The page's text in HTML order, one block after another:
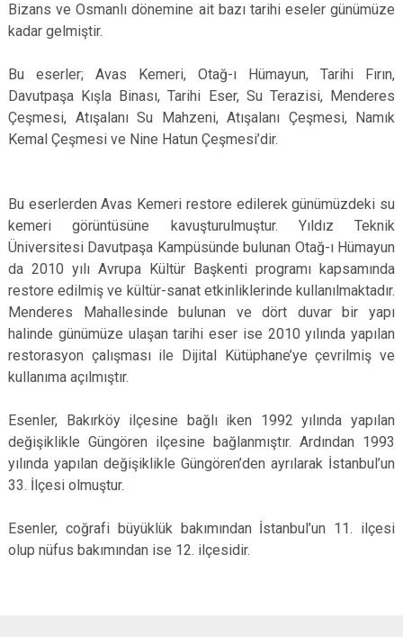
Bizans ve Osmanlı dönemine ait bazı tarihi eseler günümüze
kadar gelmiştir.
Bu eserler; Avas Kemeri, Otağ-ı Hümayun, Tarihi Fırın,
Davutpaşa Kışla Binası, Tarihi Eser, Su Terazisi, Menderes
Çeşmesi, Atışalanı Su Mahzeni, Atışalanı Çeşmesi, Namık
Kemal Çeşmesi ve Nine Hatun Çeşmesi’dir.
Bu eserlerden Avas Kemeri restore edilerek günümüzdeki su
kemeri görüntüsüne kavuşturulmuştur. Yıldız Teknik
Üniversitesi Davutpaşa Kampüsünde bulunan Otağ-ı Hümayun
da 2010 yılı Avrupa Kültür Başkenti programı kapsamında
restore edilmiş ve kültür-sanat etkinliklerinde kullanılmaktadır.
Menderes Mahallesinde bulunan ve dört duvar bir yapı
halinde günümüze ulaşan tarihi eser ise 2010 yılında yapılan
restorasyon çalışması ile Dijital Kütüphane’ye çevrilmiş ve
kullanıma açılmıştır.
Esenler, Bakırköy ilçesine bağlı iken 1992 yılında yapılan
değişiklikle Güngören ilçesine bağlanmıştır. Ardından 1993
yılında yapılan değişiklikle Güngören’den ayrılarak İstanbul’un
33. İlçesi olmuştur.
Esenler, coğrafi büyüklük bakımından İstanbul’un 11. ilçesi
olup nüfus bakımından ise 12. ilçesidir.